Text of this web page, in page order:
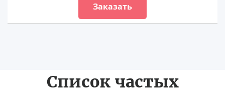
Заказать
Список частых